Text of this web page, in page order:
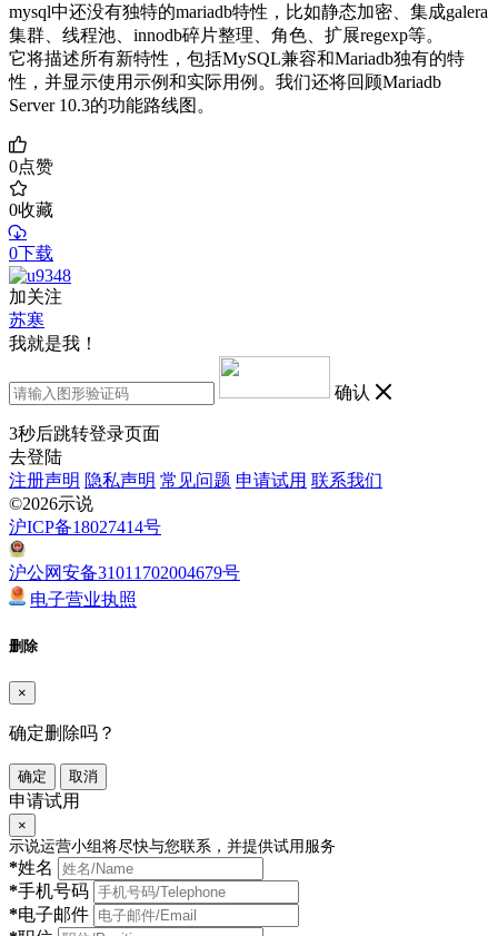
mysql中还没有独特的mariadb特性，比如静态加密、集成galera
集群、线程池、innodb碎片整理、角色、扩展regexp等。
它将描述所有新特性，包括MySQL兼容和Mariadb独有的特
性，并显示使用示例和实际用例。我们还将回顾Mariadb
Server 10.3的功能路线图。
0点赞
0收藏
0下载
加关注
苏寒
我就是我！
确认
3秒后跳转登录页面
去登陆
注册声明 隐私声明 常见问题 申请试用 联系我们
©2026示说
沪ICP备18027414号
沪公网安备31011702004679号
电子营业执照
删除
×
确定删除吗？
确定 取消
申请试用
×
示说运营小组将尽快与您联系，并提供试用服务
*姓名
*手机号码
*电子邮件